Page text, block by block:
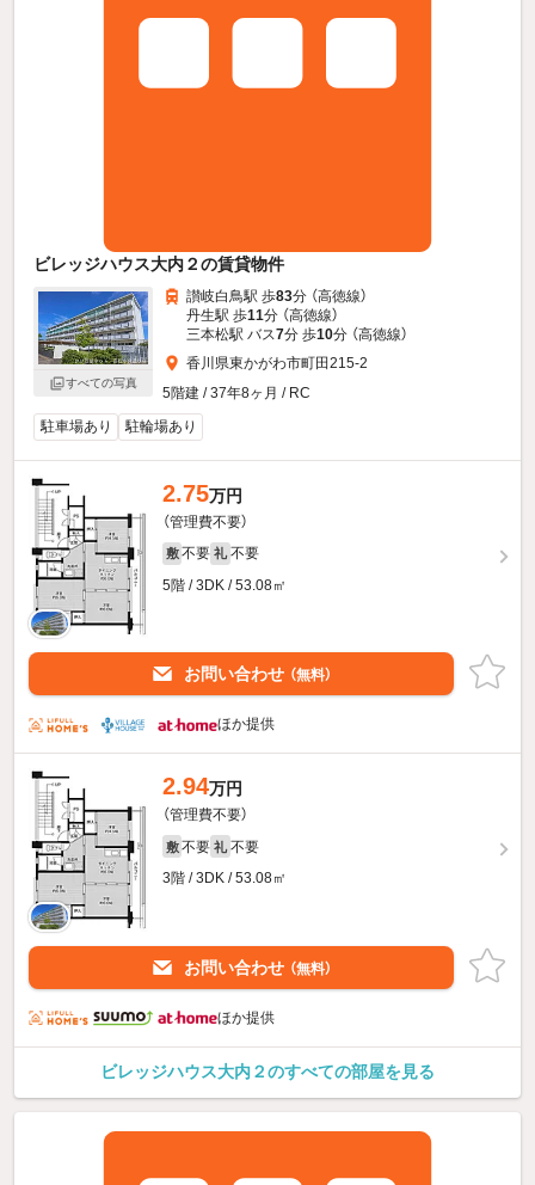
ビレッジハウス大内２の賃貸物件
すべての写真
讃岐白鳥駅 歩83分 （高徳線）
丹生駅 歩11分 （高徳線）
三本松駅 バス7分 歩10分 （高徳線）
香川県東かがわ市町田215-2
5階建 / 37年8ヶ月 / RC
駐車場あり
駐輪場あり
2.75万円
（管理費不要）
敷 不要 礼 不要
5階 / 3DK / 53.08㎡
お問い合わせ （無料）
ほか提供
2.94万円
（管理費不要）
敷 不要 礼 不要
3階 / 3DK / 53.08㎡
お問い合わせ （無料）
ほか提供
ビレッジハウス大内２のすべての部屋を見る